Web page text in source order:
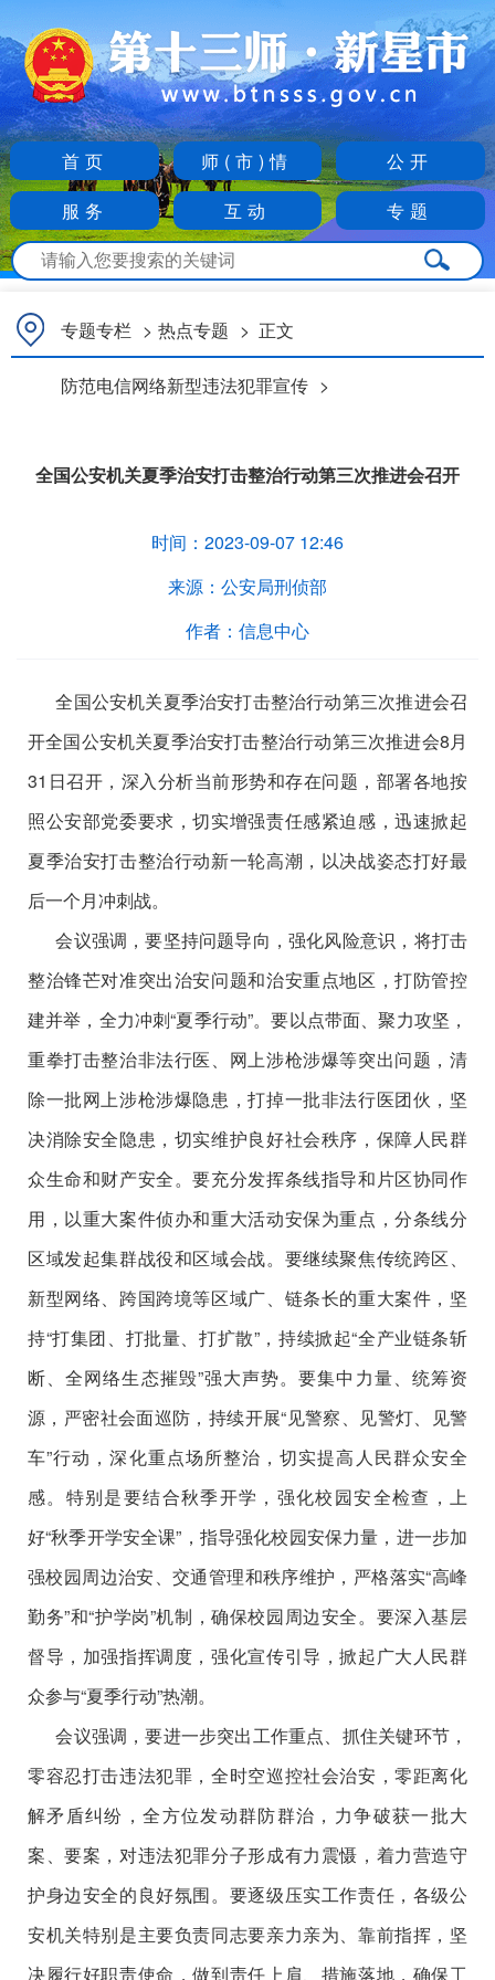
首页 师(市)情
公开
服务
互动 专题
专题专栏 > 热点专题 >
防范电信网络新型违法犯罪宣传 >
正文
全国公安机关夏季治安打击整治行动第三次推进会召开
时间： 2023-09-07 12:46
来源： 公安局刑侦部
作者： 信息中心
全国公安机关夏季治安打击整治行动第三次推进会召
开全国公安机关夏季治安打击整治行动第三次推进会8月
31日召开，深入分析当前形势和存在问题，部署各地按
照公安部党委要求，切实增强责任感紧迫感，迅速掀起
夏季治安打击整治行动新一轮高潮，以决战姿态打好最
后一个月冲刺战。
会议强调，要坚持问题导向，强化风险意识，将打击
整治锋芒对准突出治安问题和治安重点地区，打防管控
建并举，全力冲刺“夏季行动”。要以点带面、聚力攻坚，
重拳打击整治非法行医、网上涉枪涉爆等突出问题，清
除一批网上涉枪涉爆隐患，打掉一批非法行医团伙，坚
决消除安全隐患，切实维护良好社会秩序，保障人民群
众生命和财产安全。要充分发挥条线指导和片区协同作
用，以重大案件侦办和重大活动安保为重点，分条线分
区域发起集群战役和区域会战。要继续聚焦传统跨区、
新型网络、跨国跨境等区域广、链条长的重大案件，坚
持“打集团、打批量、打扩散”，持续掀起“全产业链条斩
断、全网络生态摧毁”强大声势。要集中力量、统筹资
源，严密社会面巡防，持续开展“见警察、见警灯、见警
车”行动，深化重点场所整治，切实提高人民群众安全
感。特别是要结合秋季开学，强化校园安全检查，上
好“秋季开学安全课”，指导强化校园安保力量，进一步加
强校园周边治安、交通管理和秩序维护，严格落实“高峰
勤务”和“护学岗”机制，确保校园周边安全。要深入基层
督导，加强指挥调度，强化宣传引导，掀起广大人民群
众参与“夏季行动”热潮。
会议强调，要进一步突出工作重点、抓住关键环节，
零容忍打击违法犯罪，全时空巡控社会治安，零距离化
解矛盾纠纷，全方位发动群防群治，力争破获一批大
案、要案，对违法犯罪分子形成有力震慑，着力营造守
护身边安全的良好氛围。要逐级压实工作责任，各级公
安机关特别是主要负责同志要亲力亲为、靠前指挥，坚
决履行好职责使命，做到责任上肩、措施落地，确保工